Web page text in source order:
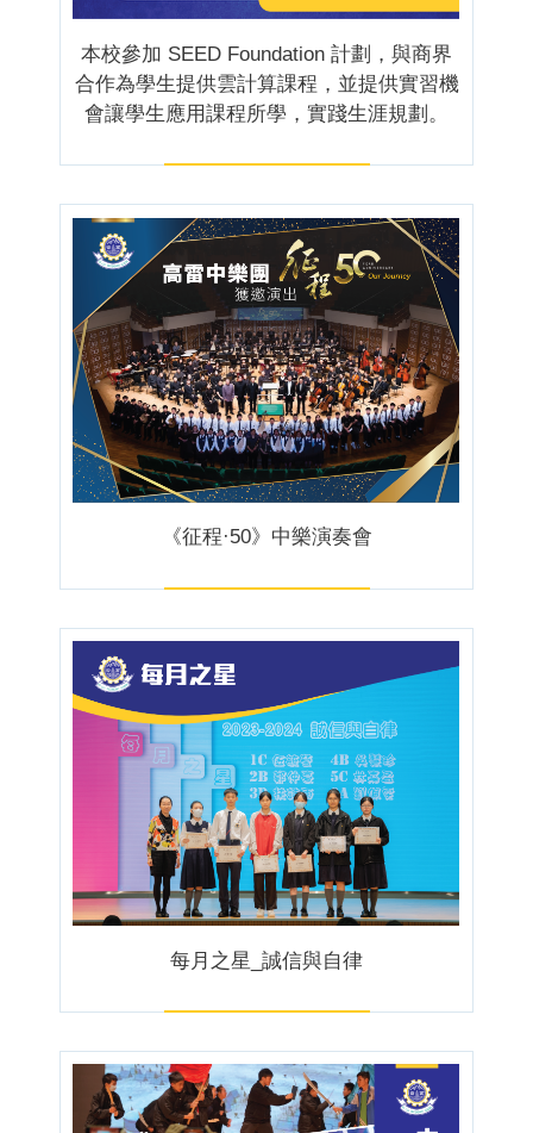
本校參加 SEED Foundation 計劃，與商界
合作為學生提供雲計算課程，並提供實習機
會讓學生應用課程所學，實踐生涯規劃。
《征程·50》中樂演奏會
每月之星_誠信與自律